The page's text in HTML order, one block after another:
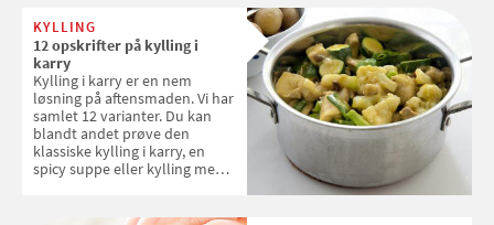
KYLLING
12 opskrifter på kylling i
karry
Kylling i karry er en nem
løsning på aftensmaden. Vi har
samlet 12 varianter. Du kan
blandt andet prøve den
klassiske kylling i karry, en
spicy suppe eller kylling med